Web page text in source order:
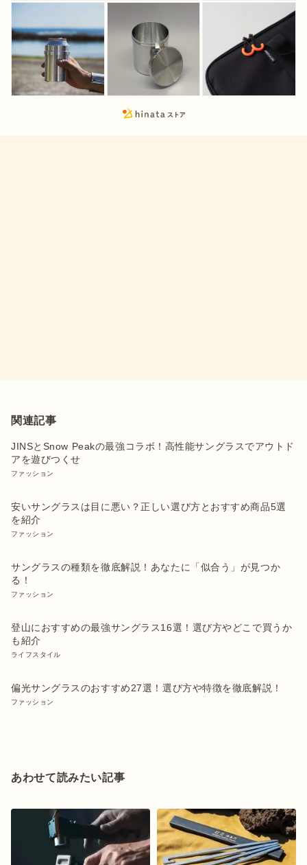
関連記事
JINSとSnow Peakの最強コラボ！高性能サングラスでアウトド
アを遊びつくせ
ファッション
安いサングラスは目に悪い？正しい選び方とおすすめ商品5選
を紹介
ファッション
サングラスの種類を徹底解説！あなたに「似合う」が見つか
る！
ファッション
登山におすすめの最強サングラス16選！選び方やどこで買うか
も紹介
ライフスタイル
偏光サングラスのおすすめ27選！選び方や特徴を徹底解説！
ファッション
あわせて読みたい記事